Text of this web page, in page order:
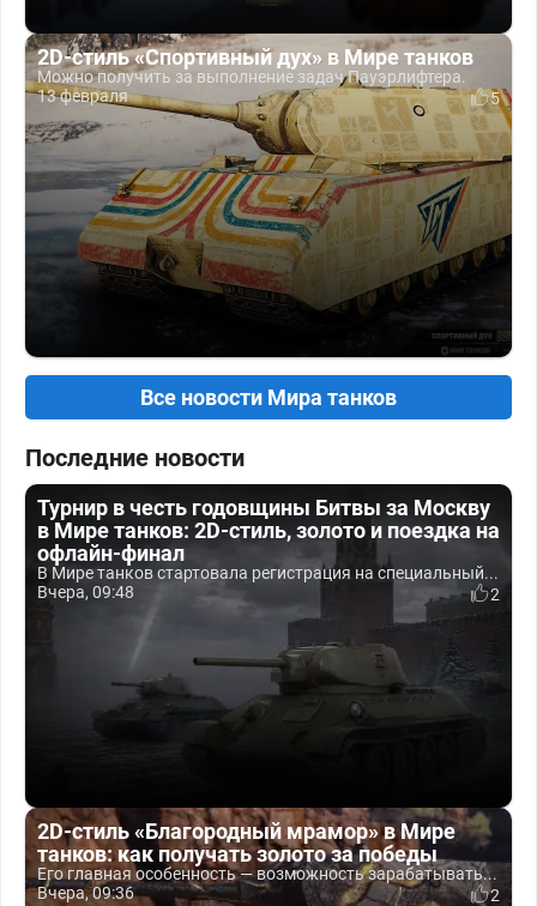
2D-стиль «Спортивный дух» в Мире танков
Можно получить за выполнение задач Пауэрлифтера.
13 февраля
5
Все новости Мира танков
Последние новости
Турнир в честь годовщины Битвы за Москву
в Мире танков: 2D-стиль, золото и поездка на
офлайн-финал
В Мире танков стартовала регистрация на специальный...
Вчера, 09:48
2
2D-стиль «Благородный мрамор» в Мире
танков: как получать золото за победы
Его главная особенность — возможность зарабатывать...
Вчера, 09:36
2